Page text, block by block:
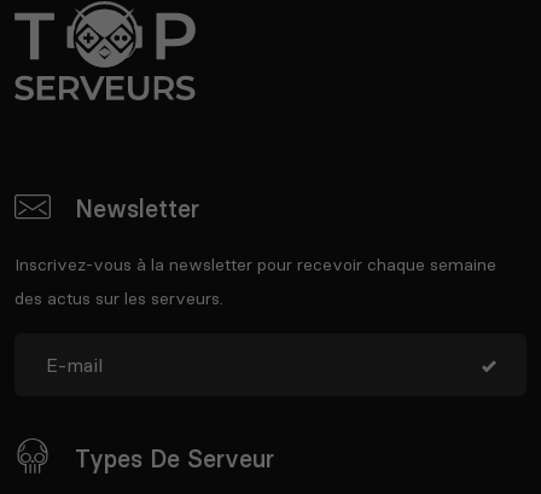
Newsletter
Inscrivez-vous à la newsletter pour recevoir chaque semaine
des actus sur les serveurs.
Types De Serveur